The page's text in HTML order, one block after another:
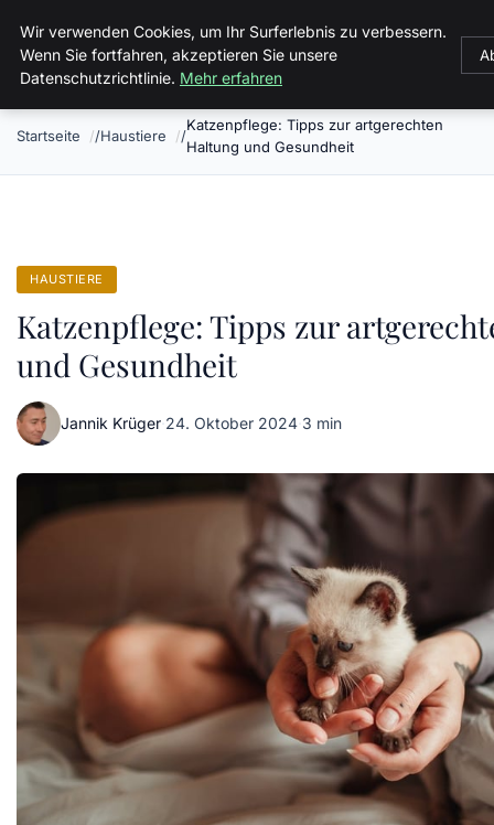
Malzminden
Startseite Haustiere
Katzenpflege: Tipps zur artgerechten
Haltung und Gesundheit
HAUSTIERE
Katzenpflege: Tipps zur
und Gesundheit
Jannik Krüger·24. Oktober 2024·3 min
Wir verwenden Cookies, um Ihr Surferlebnis zu verbessern.
Wenn Sie fortfahren, akzeptieren Sie unsere
Datenschutzrichtlinie. Mehr erfahren